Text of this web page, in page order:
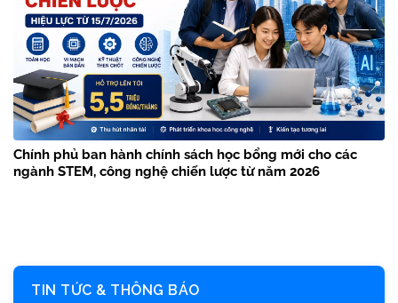
Chính phủ ban hành chính sách học bổng mới cho các
ngành STEM, công nghệ chiến lược từ năm 2026
TIN TỨC & THÔNG BÁO